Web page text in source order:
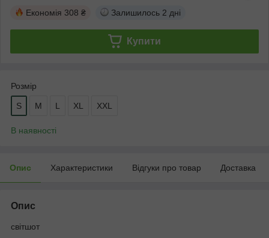
Економія 308 ₴ Залишилось 2 дні
Купити
Розмір
S M L XL XXL
В наявності
Опис Характеристики Відгуки про товар Доставка
Опис
світшот